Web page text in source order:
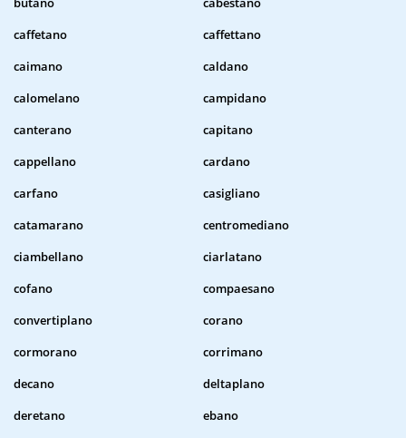
caffetano
caffettano
caimano
caldano
calomelano
campidano
canterano
capitano
cappellano
cardano
carfano
casigliano
catamarano
centromediano
ciambellano
ciarlatano
cofano
compaesano
convertiplano
corano
cormorano
corrimano
decano
deltaplano
deretano
ebano